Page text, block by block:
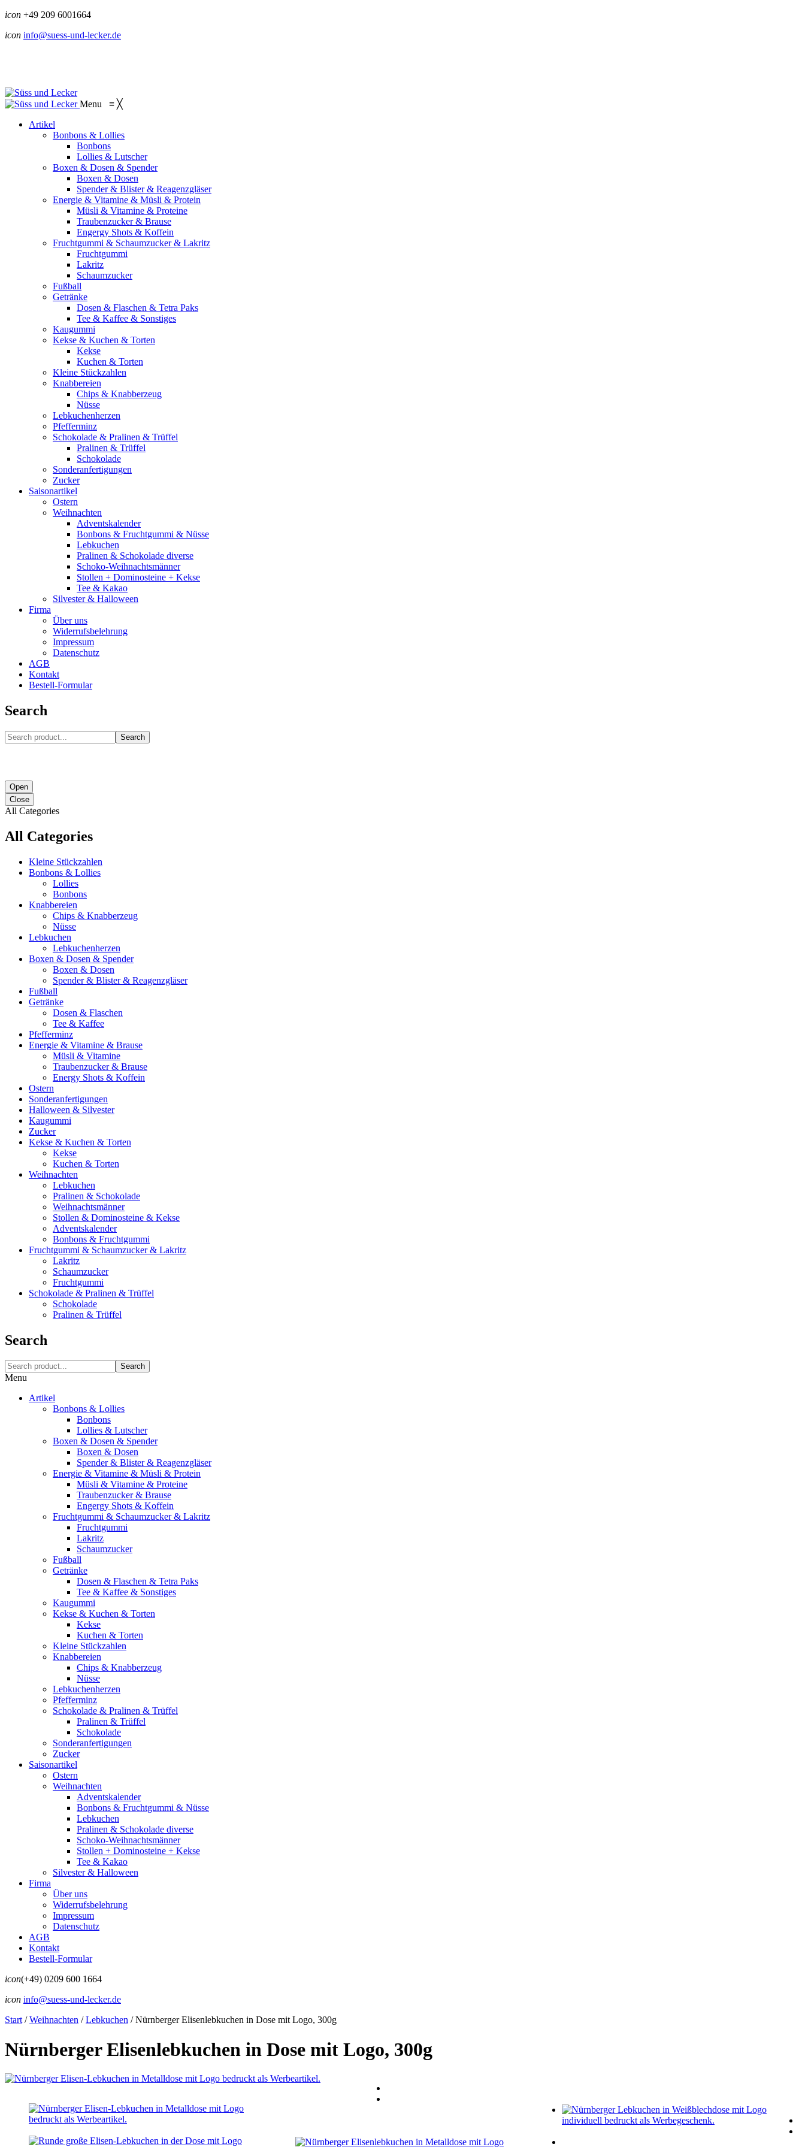
icon +49 209 6001664
icon info@suess-und-lecker.de
Menu ≡ ╳
Artikel
Bonbons & Lollies
Bonbons
Lollies & Lutscher
Boxen & Dosen & Spender
Boxen & Dosen
Spender & Blister & Reagenzgläser
Energie & Vitamine & Müsli & Protein
Müsli & Vitamine & Proteine
Traubenzucker & Brause
Engergy Shots & Koffein
Fruchtgummi & Schaumzucker & Lakritz
Fruchtgummi
Lakritz
Schaumzucker
Fußball
Getränke
Dosen & Flaschen & Tetra Paks
Tee & Kaffee & Sonstiges
Kaugummi
Kekse & Kuchen & Torten
Kekse
Kuchen & Torten
Kleine Stückzahlen
Knabbereien
Chips & Knabberzeug
Nüsse
Lebkuchenherzen
Pfefferminz
Schokolade & Pralinen & Trüffel
Pralinen & Trüffel
Schokolade
Sonderanfertigungen
Zucker
Saisonartikel
Ostern
Weihnachten
Adventskalender
Bonbons & Fruchtgummi & Nüsse
Lebkuchen
Pralinen & Schokolade diverse
Schoko-Weihnachtsmänner
Stollen + Dominosteine + Kekse
Tee & Kakao
Silvester & Halloween
Firma
Über uns
Widerrufsbelehrung
Impressum
Datenschutz
AGB
Kontakt
Bestell-Formular
Search
Search
Open
Close
All Categories
All Categories
Kleine Stückzahlen
Bonbons & Lollies
Lollies
Bonbons
Knabbereien
Chips & Knabberzeug
Nüsse
Lebkuchen
Lebkuchenherzen
Boxen & Dosen & Spender
Boxen & Dosen
Spender & Blister & Reagenzgläser
Fußball
Getränke
Dosen & Flaschen
Tee & Kaffee
Pfefferminz
Energie & Vitamine & Brause
Müsli & Vitamine
Traubenzucker & Brause
Energy Shots & Koffein
Ostern
Sonderanfertigungen
Halloween & Silvester
Kaugummi
Zucker
Kekse & Kuchen & Torten
Kekse
Kuchen & Torten
Weihnachten
Lebkuchen
Pralinen & Schokolade
Weihnachtsmänner
Stollen & Dominosteine & Kekse
Adventskalender
Bonbons & Fruchtgummi
Fruchtgummi & Schaumzucker & Lakritz
Lakritz
Schaumzucker
Fruchtgummi
Schokolade & Pralinen & Trüffel
Schokolade
Pralinen & Trüffel
Search
Search
Menu
Artikel
Bonbons & Lollies
Bonbons
Lollies & Lutscher
Boxen & Dosen & Spender
Boxen & Dosen
Spender & Blister & Reagenzgläser
Energie & Vitamine & Müsli & Protein
Müsli & Vitamine & Proteine
Traubenzucker & Brause
Engergy Shots & Koffein
Fruchtgummi & Schaumzucker & Lakritz
Fruchtgummi
Lakritz
Schaumzucker
Fußball
Getränke
Dosen & Flaschen & Tetra Paks
Tee & Kaffee & Sonstiges
Kaugummi
Kekse & Kuchen & Torten
Kekse
Kuchen & Torten
Kleine Stückzahlen
Knabbereien
Chips & Knabberzeug
Nüsse
Lebkuchenherzen
Pfefferminz
Schokolade & Pralinen & Trüffel
Pralinen & Trüffel
Schokolade
Sonderanfertigungen
Zucker
Saisonartikel
Ostern
Weihnachten
Adventskalender
Bonbons & Fruchtgummi & Nüsse
Lebkuchen
Pralinen & Schokolade diverse
Schoko-Weihnachtsmänner
Stollen + Dominosteine + Kekse
Tee & Kakao
Silvester & Halloween
Firma
Über uns
Widerrufsbelehrung
Impressum
Datenschutz
AGB
Kontakt
Bestell-Formular
icon(+49) 0209 600 1664
icon info@suess-und-lecker.de
Start / Weihnachten / Lebkuchen /Nürnberger Elisenlebkuchen in Dose mit Logo, 300g
Nürnberger Elisenlebkuchen in Dose mit Logo, 300g